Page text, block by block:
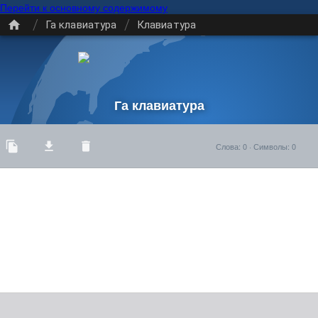
Перейти к основному содержимому
/ Га клавиатура / Клавиатура
Га клавиатура
Слова: 0 · Символы: 0